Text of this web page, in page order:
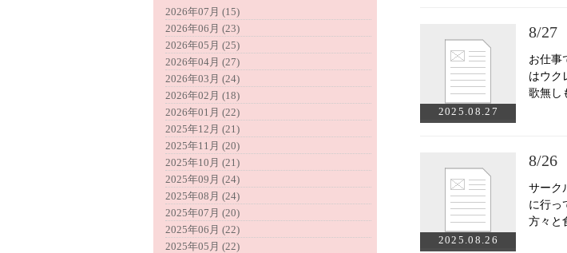
2025.08.27
8/27
お仕事
はウク
歌無し
2025.08.26
8/26
サーク
に行っ
方々と
2026年07月 (15)
2026年06月 (23)
2026年05月 (25)
2026年04月 (27)
2026年03月 (24)
2026年02月 (18)
2026年01月 (22)
2025年12月 (21)
2025年11月 (20)
2025年10月 (21)
2025年09月 (24)
2025年08月 (24)
2025年07月 (20)
2025年06月 (22)
2025年05月 (22)